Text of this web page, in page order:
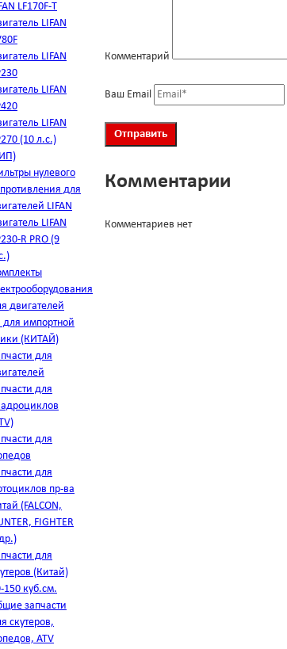
LF170F-T
LIFAN
LIFAN
LIFAN
LIFAN
(10 л.с.)
нулевого
для
LIFAN
LIFAN
R PRO (9
двигателей
для импортной
(КИТАЙ)
для
для
для
для
пр-ва
(FALCON,
FIGHTER
для
(Китай)
150 куб.см.
запчасти
скутеров,
ATV
Комментарий
Ваш Email
Комментарии
Комментариев нет